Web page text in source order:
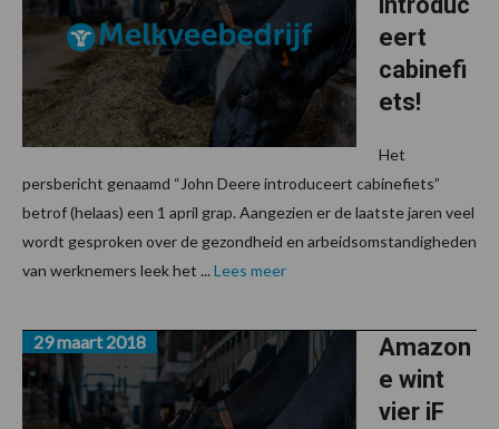
eert
cabinefi
ets!
Het
persbericht genaamd “John Deere introduceert cabinefiets”
betrof (helaas) een 1 april grap. Aangezien er de laatste jaren veel
wordt gesproken over de gezondheid en arbeidsomstandigheden
van werknemers leek het ... Lees meer
Amazon
e wint
vier iF
29 maart 2018